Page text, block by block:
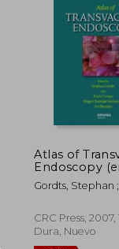
Atlas of
Endoscopy
Gordts, Stephan ;
Campo, Rudi
CRC Press, 2007,
Dura, Nuevo